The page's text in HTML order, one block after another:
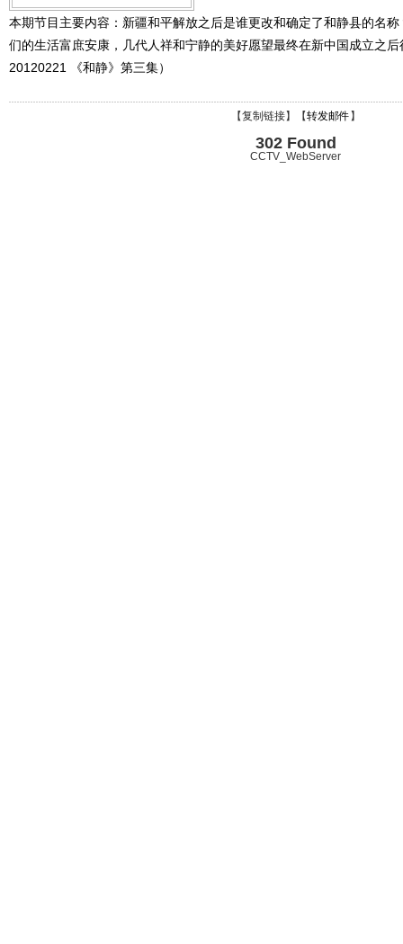
本期节目主要内容：新疆和平解放之后是谁更改和确定了和静县的名
们的生活富庶安康，几代人祥和宁静的美好愿望最终在新中国成立之
20120221 《和静》第三集）
【复制链接】【转发邮件 】
302 Found
CCTV_WebServer